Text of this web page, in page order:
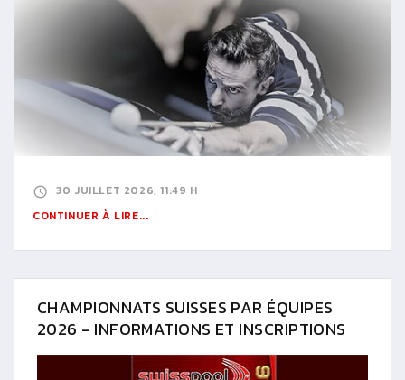
30 JUILLET 2026, 11:49 H
CONTINUER À LIRE...
CHAMPIONNATS SUISSES PAR ÉQUIPES
2026 - INFORMATIONS ET INSCRIPTIONS